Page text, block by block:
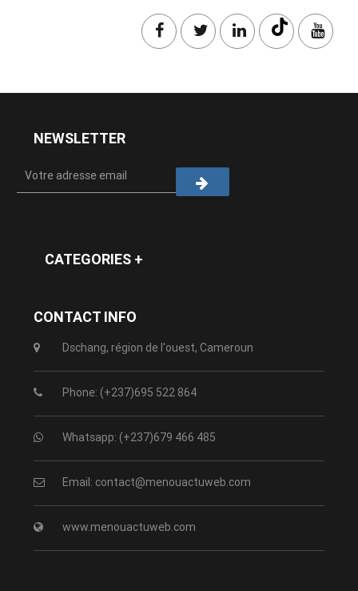
NEWSLETTER
CATEGORIES +
CONTACT INFO
Dschang, région de l'ouest, Cameroun
Phone: (+237)695 522 864
Whatsapp: (+237)679 466 485
Email: contact@menouactuweb.com
www.menouactuweb.com